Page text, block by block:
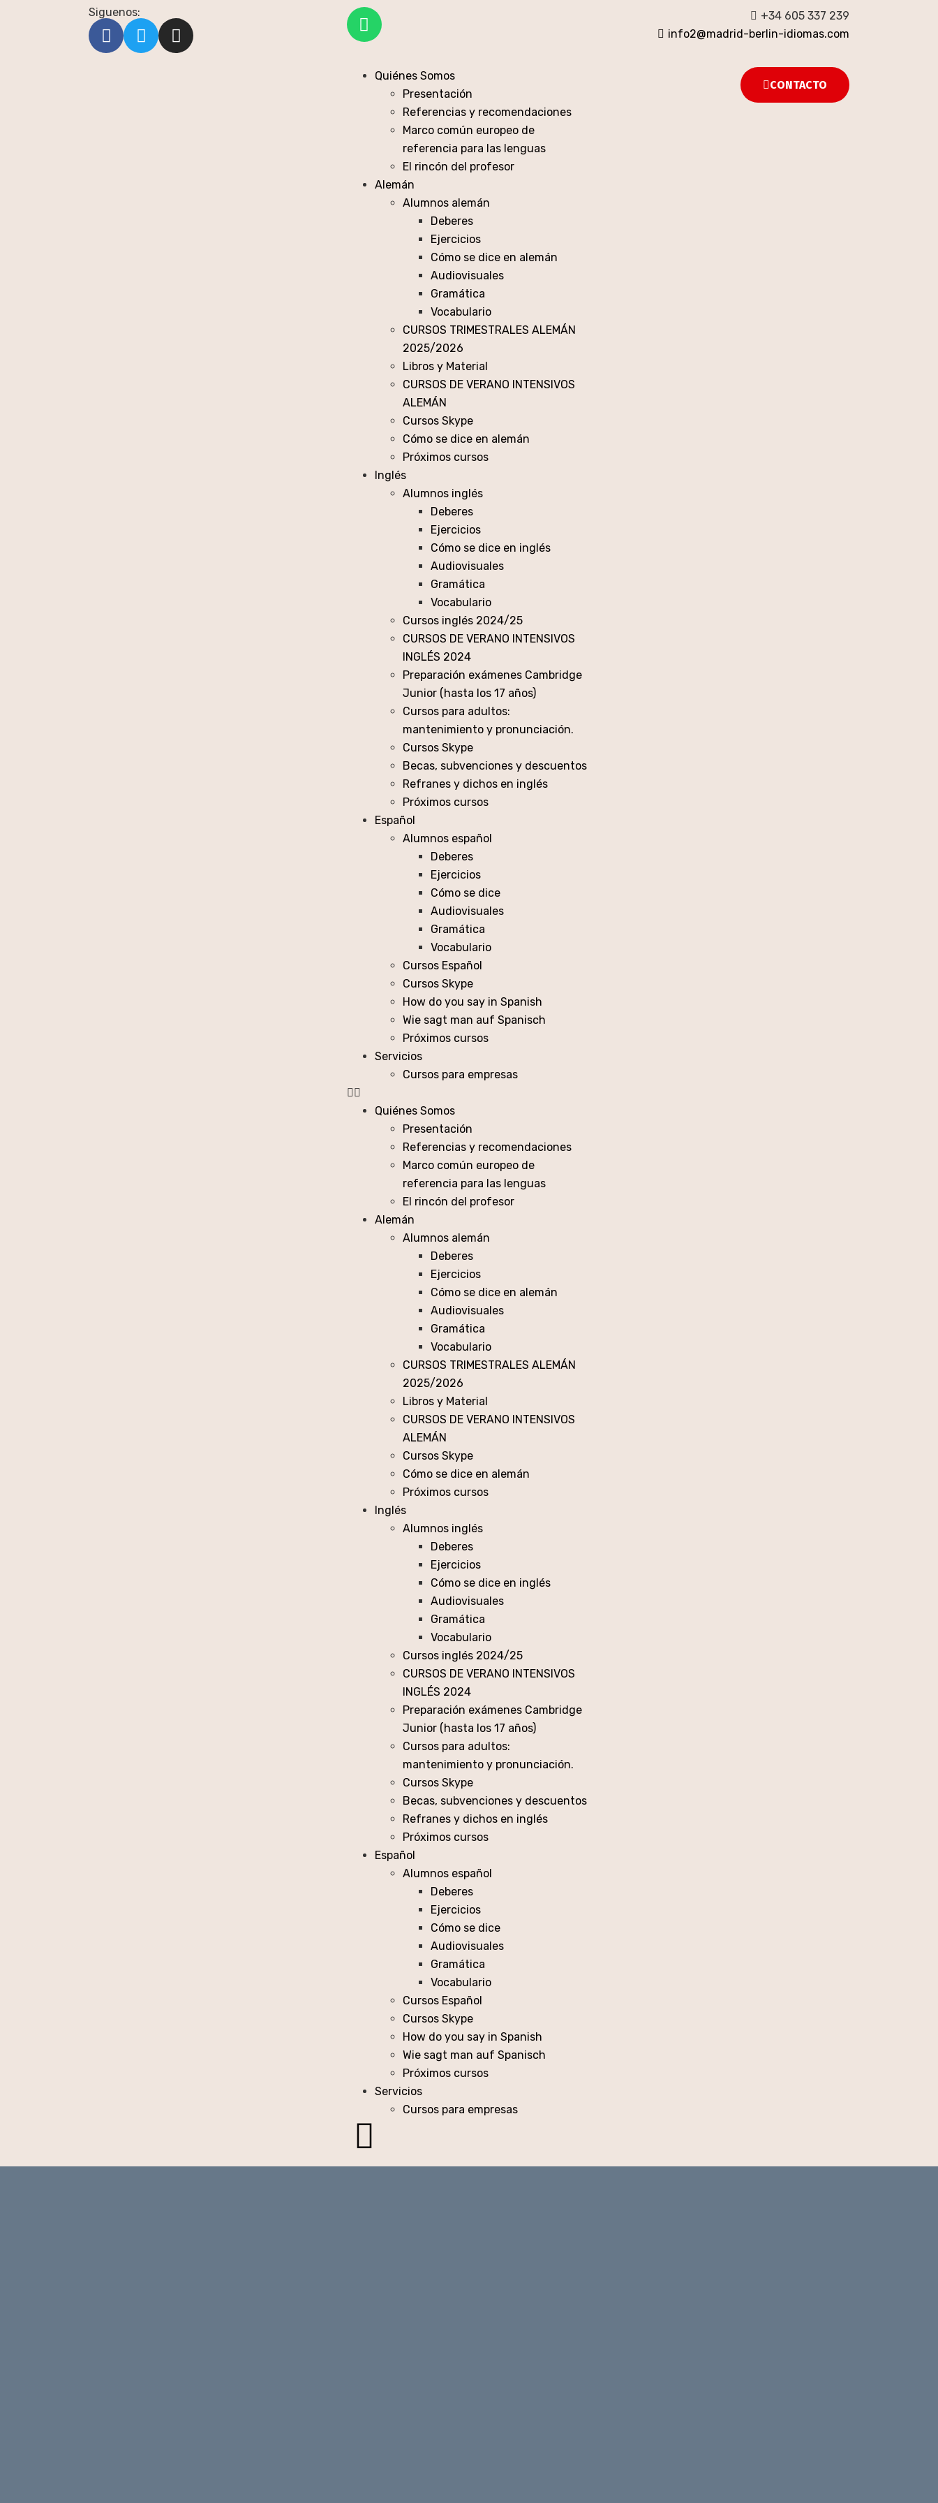
Siguenos:
+34 605 337 239
info2@madrid-berlin-idiomas.com
Quiénes Somos
Presentación
Referencias y recomendaciones
Marco común europeo de
referencia para las lenguas
El rincón del profesor
Alemán
Alumnos alemán
Deberes
Ejercicios
Cómo se dice en alemán
Audiovisuales
Gramática
Vocabulario
CURSOS TRIMESTRALES ALEMÁN
2025/2026
Libros y Material
CURSOS DE VERANO INTENSIVOS
ALEMÁN
Cursos Skype
Cómo se dice en alemán
Próximos cursos
Inglés
Alumnos inglés
Deberes
Ejercicios
Cómo se dice en inglés
Audiovisuales
Gramática
Vocabulario
Cursos inglés 2024/25
CURSOS DE VERANO INTENSIVOS
INGLÉS 2024
Preparación exámenes Cambridge
Junior (hasta los 17 años)
Cursos para adultos:
mantenimiento y pronunciación.
Cursos Skype
Becas, subvenciones y descuentos
Refranes y dichos en inglés
Próximos cursos
Español
Alumnos español
Deberes
Ejercicios
Cómo se dice
Audiovisuales
Gramática
Vocabulario
Cursos Español
Cursos Skype
How do you say in Spanish
Wie sagt man auf Spanisch
Próximos cursos
Servicios
Cursos para empresas
Quiénes Somos
Presentación
Referencias y recomendaciones
Marco común europeo de
referencia para las lenguas
El rincón del profesor
Alemán
Alumnos alemán
Deberes
Ejercicios
Cómo se dice en alemán
Audiovisuales
Gramática
Vocabulario
CURSOS TRIMESTRALES ALEMÁN
2025/2026
Libros y Material
CURSOS DE VERANO INTENSIVOS
ALEMÁN
Cursos Skype
Cómo se dice en alemán
Próximos cursos
Inglés
Alumnos inglés
Deberes
Ejercicios
Cómo se dice en inglés
Audiovisuales
Gramática
Vocabulario
Cursos inglés 2024/25
CURSOS DE VERANO INTENSIVOS
INGLÉS 2024
Preparación exámenes Cambridge
Junior (hasta los 17 años)
Cursos para adultos:
mantenimiento y pronunciación.
Cursos Skype
Becas, subvenciones y descuentos
Refranes y dichos en inglés
Próximos cursos
Español
Alumnos español
Deberes
Ejercicios
Cómo se dice
Audiovisuales
Gramática
Vocabulario
Cursos Español
Cursos Skype
How do you say in Spanish
Wie sagt man auf Spanisch
Próximos cursos
Servicios
Cursos para empresas
CONTACTO